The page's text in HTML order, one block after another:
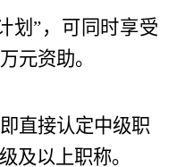
划”，可同时享受
元资助。
直接认定中级职
及以上职称。